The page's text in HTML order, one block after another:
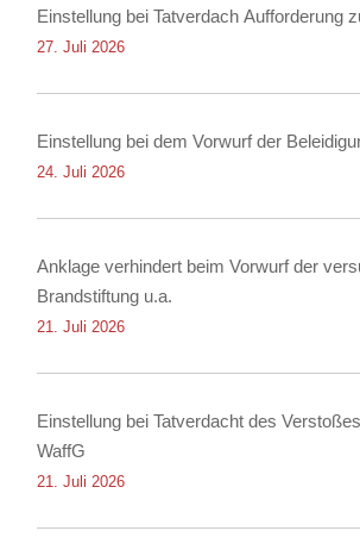
Einstellung bei Tatverdach Aufforderung
27. Juli 2026
Einstellung bei dem Vorwurf der
24. Juli 2026
Anklage verhindert beim Vorwurf der
Brandstiftung u.a.
21. Juli 2026
Einstellung bei Tatverdacht des
WaffG
21. Juli 2026